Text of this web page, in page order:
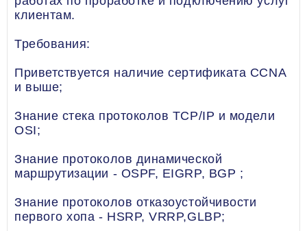
клиентам.
Требования:
Приветствуется наличие сертификата CCNA
и выше;
Знание стека протоколов ТСР/IP и модели
OSI;
Знание протоколов динамической
маршрутизации - OSPF, EIGRP, BGP ;
Знание протоколов отказоустойчивости
первого хопа - HSRP, VRRP,GLBP;